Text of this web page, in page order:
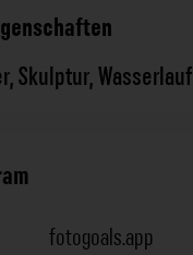
,Skulptur,Wasserlauf
fotogoals.app